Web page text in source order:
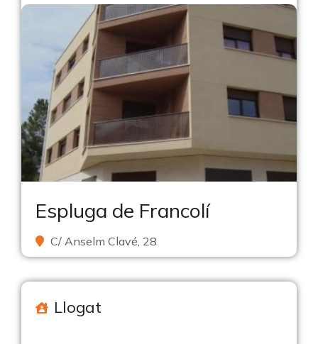
Espluga de Francolí
C/ Anselm Clavé, 28
Llogat